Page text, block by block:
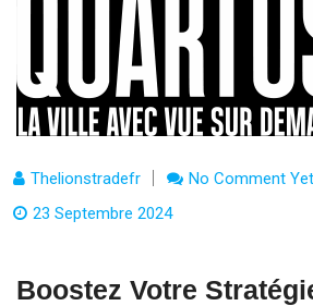
Thelionstradefr
No Comment Yet
23 Septembre 2024
Boostez Votre